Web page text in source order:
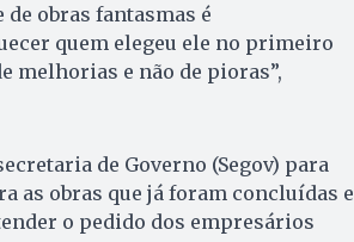
obras fantasmas é
quem elegeu ele no primeiro
melhorias e não de pioras”,
de Governo (Segov) para
as obras que já foram concluídas e
o pedido dos empresários